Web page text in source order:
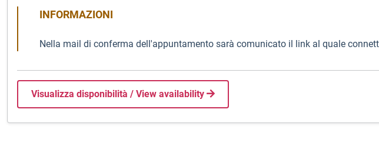
INFORMAZIONI
Nella mail di conferma dell'appuntamento sarà comunicato il link al quale
Visualizza disponibilità / View availability